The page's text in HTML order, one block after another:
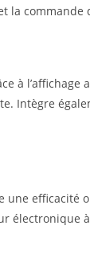
la
à
Intègre
efficacité